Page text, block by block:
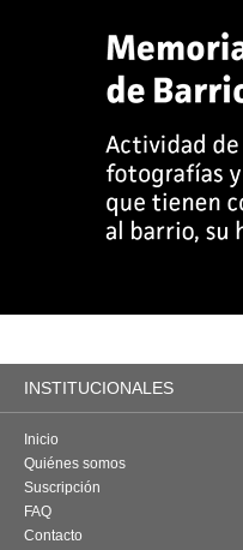
INSTITUCIONALES
Inicio
Quiénes somos
Suscripción
FAQ
Contacto